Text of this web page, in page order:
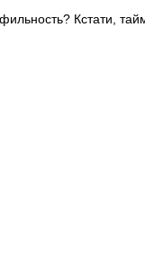
Кстати,